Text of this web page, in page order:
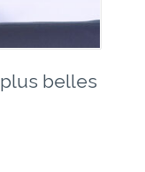
belles